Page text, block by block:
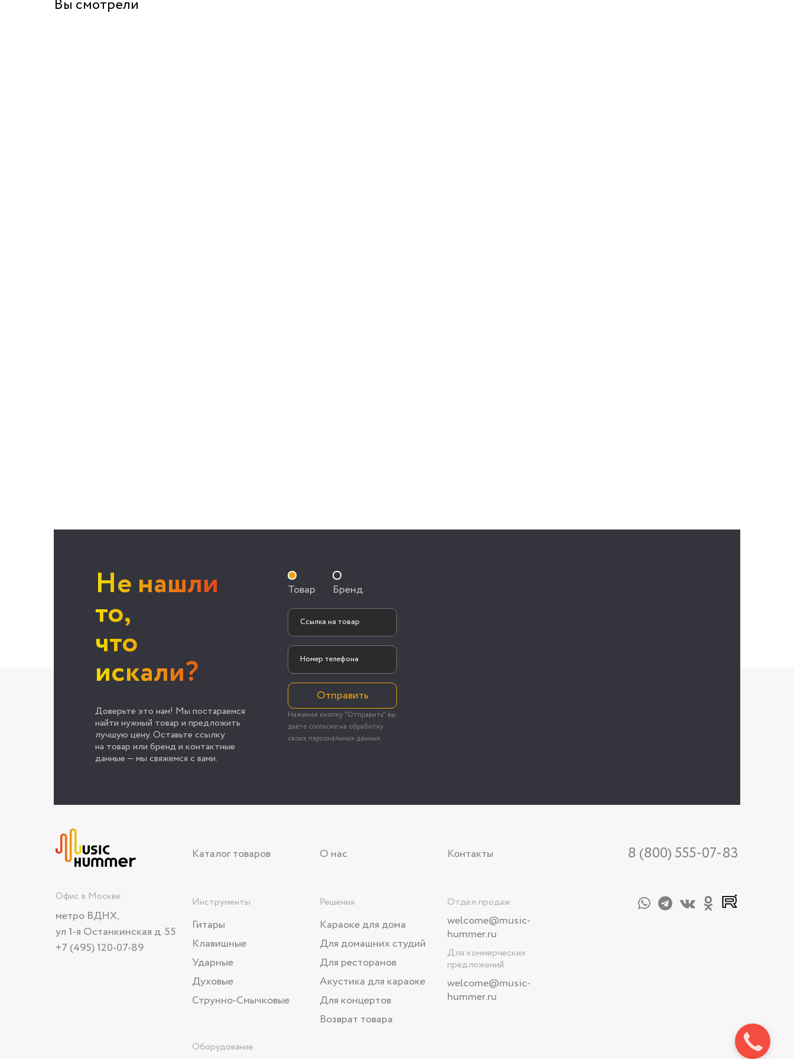
Вы смотрели
Не нашли
то,
что
искали?
Доверьте это нам! Мы постараемся
найти нужный товар и предложить
лучшую цену. Оставьте ссылку
на товар или бренд и контактные
данные — мы свяжемся с вами.
Товар Бренд
Отправить
Нажимая кнопку "Отправить" вы
даёте согласие на обработку
своих персональных данных
Каталог товаров О нас Контакты 8 (800) 555-07-83
Инструменты
Гитары
Клавишные
Ударные
Духовые
Струнно-Смычковые
Оборудование
Решения
Караоке для дома
Для домашних студий
Для ресторанов
Акустика для караоке
Для концертов
Возврат товара
Отдел продаж
welcome@music-
hummer.ru
Для коммерческих
предложений
welcome@music-
hummer.ru
Офис в Москве:
метро ВДНХ,
ул 1-я Останкинская д. 55
+7 (495) 120-07-89
Закажите
звонок